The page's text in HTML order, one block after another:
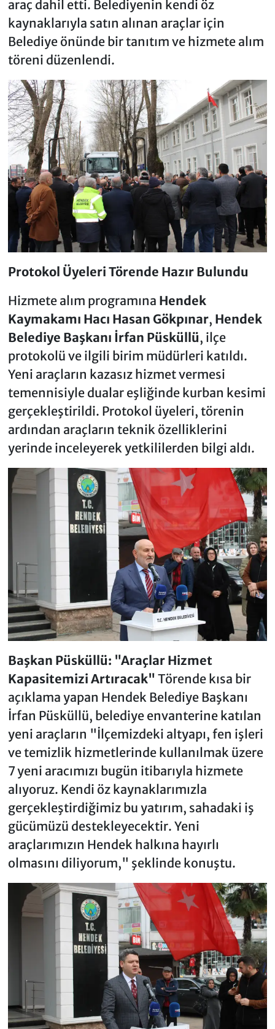
araç dahil etti. Belediyenin kendi öz
kaynaklarıyla satın alınan araçlar için
Belediye önünde bir tanıtım ve hizmete alım
töreni düzenlendi.
Protokol Üyeleri Törende Hazır Bulundu
Hizmete alım programına Hendek
Kaymakamı Hacı Hasan Gökpınar, Hendek
Belediye Başkanı İrfan Püsküllü, ilçe
protokolü ve ilgili birim müdürleri katıldı.
Yeni araçların kazasız hizmet vermesi
temennisiyle dualar eşliğinde kurban kesimi
gerçekleştirildi. Protokol üyeleri, törenin
ardından araçların teknik özelliklerini
yerinde inceleyerek yetkililerden bilgi aldı.
Başkan Püsküllü: "Araçlar Hizmet
Kapasitemizi Artıracak" Törende kısa bir
açıklama yapan Hendek Belediye Başkanı
İrfan Püsküllü, belediye envanterine katılan
yeni araçların "İlçemizdeki altyapı, fen işleri
ve temizlik hizmetlerinde kullanılmak üzere
7 yeni aracımızı bugün itibarıyla hizmete
alıyoruz. Kendi öz kaynaklarımızla
gerçekleştirdiğimiz bu yatırım, sahadaki iş
gücümüzü destekleyecektir. Yeni
araçlarımızın Hendek halkına hayırlı
olmasını diliyorum," şeklinde konuştu.